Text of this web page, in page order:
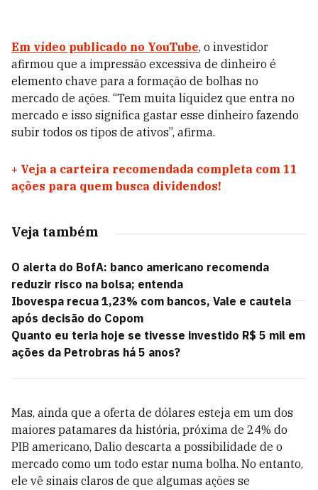
Em vídeo publicado no YouTube, o investidor
afirmou que a impressão excessiva de dinheiro é
elemento chave para a formação de bolhas no
mercado de ações. “Tem muita liquidez que entra no
mercado e isso significa gastar esse dinheiro fazendo
subir todos os tipos de ativos”, afirma.
+ Veja a carteira recomendada completa com 11
ações para quem busca dividendos!
Veja também
O alerta do BofA: banco americano recomenda
reduzir risco na bolsa; entenda
Ibovespa recua 1,23% com bancos, Vale e cautela
após decisão do Copom
Quanto eu teria hoje se tivesse investido R$ 5 mil em
ações da Petrobras há 5 anos?
Mas, ainda que a oferta de dólares esteja em um dos
maiores patamares da história, próxima de 24% do
PIB americano, Dalio descarta a possibilidade de o
mercado como um todo estar numa bolha. No entanto,
ele vê sinais claros de que algumas ações se